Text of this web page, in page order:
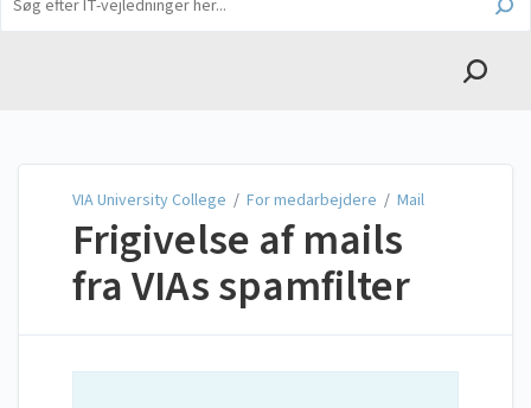
English
VIA University College / For medarbejdere / Mail
Frigivelse af mails
fra VIAs spamfilter